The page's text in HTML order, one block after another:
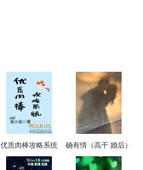
优质肉棒攻略系统
（np高辣文）
确有情（高干 婚后）